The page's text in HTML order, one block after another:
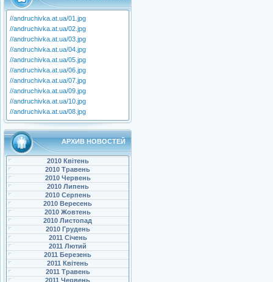
//andruchivka.at.ua/01.jpg
//andruchivka.at.ua/02.jpg
//andruchivka.at.ua/03.jpg
//andruchivka.at.ua/04.jpg
//andruchivka.at.ua/05.jpg
//andruchivka.at.ua/06.jpg
//andruchivka.at.ua/07.jpg
//andruchivka.at.ua/09.jpg
//andruchivka.at.ua/10.jpg
//andruchivka.at.ua/08.jpg
АРХИВ НОВОСТЕЙ
2010 Квітень
2010 Травень
2010 Червень
2010 Липень
2010 Серпень
2010 Вересень
2010 Жовтень
2010 Листопад
2010 Грудень
2011 Січень
2011 Лютий
2011 Березень
2011 Квітень
2011 Травень
2011 Червень